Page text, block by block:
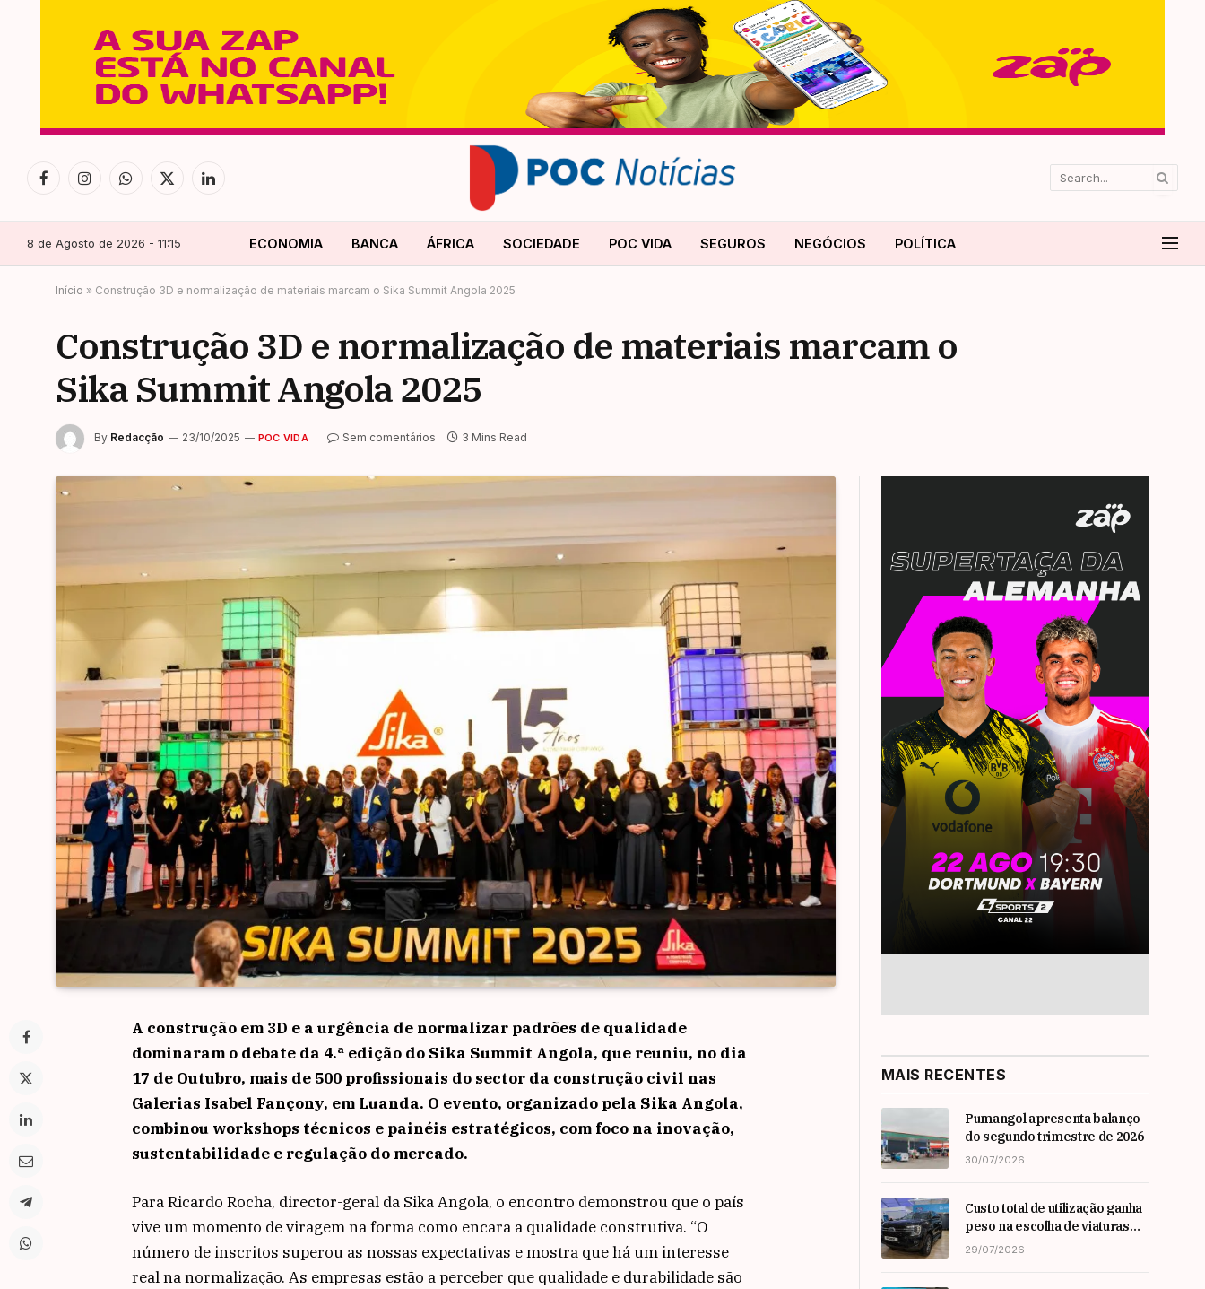
FacebookInstagramWhatsApp
X
LinkedIn
8 de Agosto de 2026 - 11:15 ECONOMIA BANCA ÁFRICA SOCIEDADE POC VIDA SEGUROS NEGÓCIOS POLÍTICA
Início » Construção 3D e normalização de materiais marcam o Sika Summit Angola 2025
Construção 3D e normalização de materiais marcam o
Sika Summit Angola 2025
By Redacção 23/10/2025 POC VIDA Sem comentários 3 Mins Read
A construção em 3D e a urgência de normalizar padrões de qualidade
dominaram o debate da 4.ª edição do Sika Summit Angola, que reuniu, no dia
17 de Outubro, mais de 500 profissionais do sector da construção civil nas
Galerias Isabel Fançony, em Luanda. O evento, organizado pela Sika Angola,
combinou workshops técnicos e painéis estratégicos, com foco na inovação,
sustentabilidade e regulação do mercado.
Para Ricardo Rocha, director-geral da Sika Angola, o encontro demonstrou que o país
vive um momento de viragem na forma como encara a qualidade construtiva. “O
número de inscritos superou as nossas expectativas e mostra que há um interesse
real na normalização. As empresas estão a perceber que qualidade e durabilidade são
MAIS RECENTES
Pumangol apresenta balanço
do segundo trimestre de 2026
30/07/2026
Custo total de utilização ganha
peso na escolha de viaturas
em angola
29/07/2026